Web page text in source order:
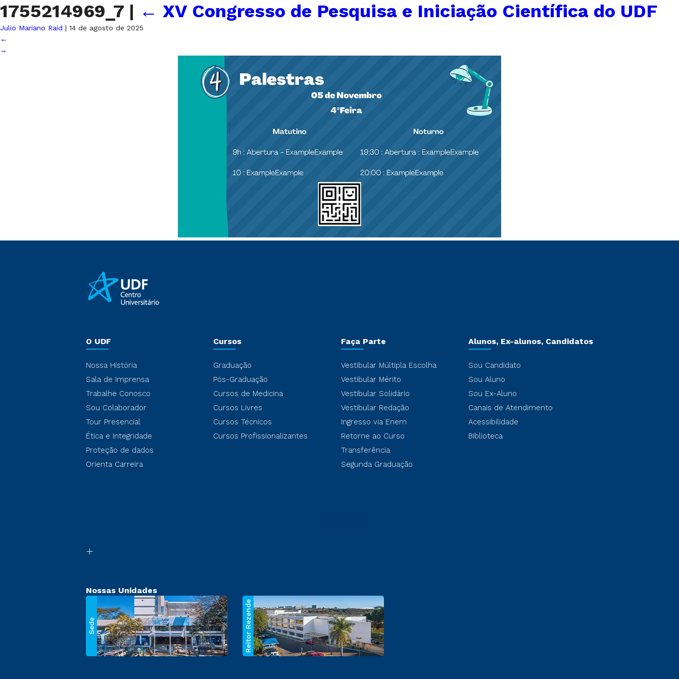
1755214969_7 | ← XV Congresso de Pesquisa e Iniciação Científica do UDF
Julio Mariano Raid | 14 de agosto de 2025
←
→
O UDF
Nossa História
Sala de Imprensa
Trabalhe Conosco
Sou Colaborador
Tour Presencial
Ética e Integridade
Proteção de dados
Orienta Carreira
Cursos
Graduação
Pós-Graduação
Cursos de Medicina
Cursos Livres
Cursos Técnicos
Cursos Profissionalizantes
Faça Parte
Vestibular Múltipla Escolha
Vestibular Mérito
Vestibular Solidário
Vestibular Redação
Ingresso via Enem
Retorne ao Curso
Transferência
Segunda Graduação
Alunos, Ex-alunos, Candidatos
Sou Candidato
Sou Aluno
Sou Ex-Aluno
Canais de Atendimento
Acessibilidade
Biblioteca
Nossas Unidades
Sede Reitor Rezende